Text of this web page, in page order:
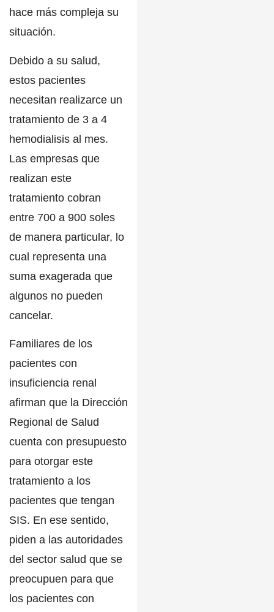
hace más compleja su
situación.
Debido a su salud,
estos pacientes
necesitan realizarce un
tratamiento de 3 a 4
hemodialisis al mes.
Las empresas que
realizan este
tratamiento cobran
entre 700 a 900 soles
de manera particular, lo
cual representa una
suma exagerada que
algunos no pueden
cancelar.
Familiares de los
pacientes con
insuficiencia renal
afirman que la Dirección
Regional de Salud
cuenta con presupuesto
para otorgar este
tratamiento a los
pacientes que tengan
SIS. En ese sentido,
piden a las autoridades
del sector salud que se
preocupuen para que
los pacientes con